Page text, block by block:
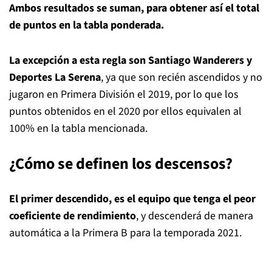
Ambos resultados se suman, para obtener así el total
de puntos en la tabla ponderada.
La excepción a esta regla son Santiago Wanderers y
Deportes La Serena, ya que son recién ascendidos y no
jugaron en Primera División el 2019, por lo que los
puntos obtenidos en el 2020 por ellos equivalen al
100% en la tabla mencionada.
¿Cómo se definen los descensos?
El primer descendido, es el equipo que tenga el peor
coeficiente de rendimiento, y descenderá de manera
automática a la Primera B para la temporada 2021.